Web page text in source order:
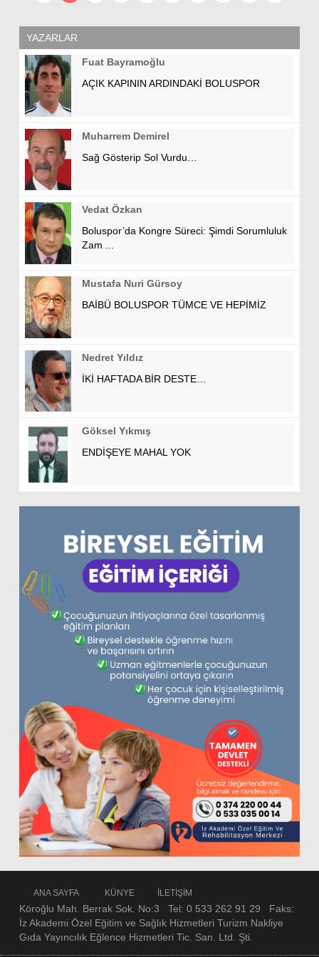
YAZARLAR
Fuat Bayramoğlu
AÇIK KAPININ ARDINDAKİ BOLUSPOR
Muharrem Demirel
Sağ Gösterip Sol Vurdu…
Vedat Özkan
Boluspor’da Kongre Süreci: Şimdi Sorumluluk
Zam ...
Mustafa Nuri Gürsoy
BAİBÜ BOLUSPOR TÜMCE VE HEPİMİZ
Nedret Yıldız
İKİ HAFTADA BİR DESTE…
Göksel Yıkmış
ENDİŞEYE MAHAL YOK
ANA SAYFA KÜNYE İLETİŞİM
Köroğlu Mah. Berrak Sok. No:3 Tel: 0 533 262 91 29 Faks:
İz Akademi Özel Eğitim ve Sağlık Hizmetleri Turizm Nakliye
Gıda Yayıncılık Eğlence Hizmetleri Tic. San. Ltd. Şti.